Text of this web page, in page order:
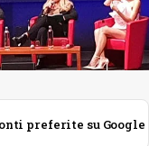
preferite su Google